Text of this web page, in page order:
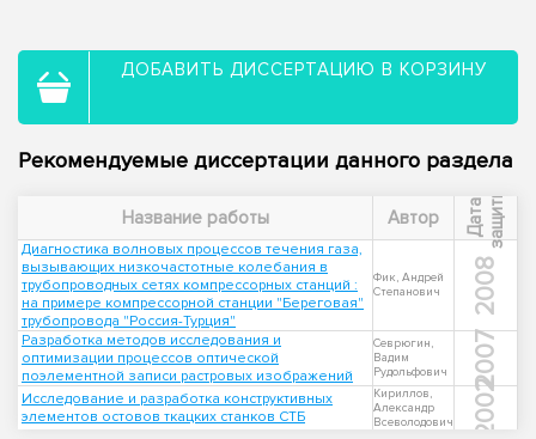
ДОБАВИТЬ ДИССЕРТАЦИЮ В КОРЗИНУ
Рекомендуемые диссертации данного раздела
Название работы Автор Д
а
т
а
з
а
щ
и
т ы
Диагностика волновых процессов течения газа,
вызывающих низкочастотные колебания в
трубопроводных сетях компрессорных станций :
на примере компрессорной станции "Береговая"
трубопровода "Россия-Турция"
Фик, Андрей
Степанович
2008
Разработка методов исследования и
оптимизации процессов оптической
поэлементной записи растровых изображений
Севрюгин,
Вадим
Рудольфович
2007
Исследование и разработка конструктивных
элементов остовов ткацких станков СТБ
Кириллов,
Александр
Всеволодович
2002